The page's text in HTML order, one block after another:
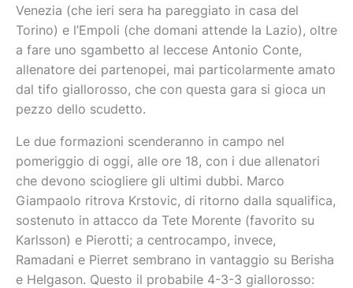
Venezia (che ieri sera ha pareggiato in casa del
Torino) e l’Empoli (che domani attende la Lazio), oltre
a fare uno sgambetto al leccese Antonio Conte,
allenatore dei partenopei, mai particolarmente amato
dal tifo giallorosso, che con questa gara si gioca un
pezzo dello scudetto.
Le due formazioni scenderanno in campo nel
pomeriggio di oggi, alle ore 18, con i due allenatori
che devono sciogliere gli ultimi dubbi. Marco
Giampaolo ritrova Krstovic, di ritorno dalla squalifica,
sostenuto in attacco da Tete Morente (favorito su
Karlsson) e Pierotti; a centrocampo, invece,
Ramadani e Pierret sembrano in vantaggio su Berisha
e Helgason. Questo il probabile 4-3-3 giallorosso: